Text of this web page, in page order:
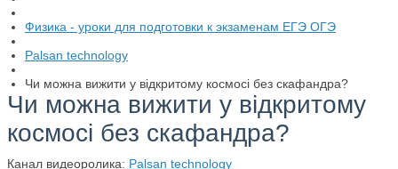
Физика - уроки для подготовки к экзаменам ЕГЭ ОГЭ
Palsan technology
Чи можна вижити у відкритому космосі без скафандра?
Чи можна вижити у відкритому
космосі без скафандра?
Канал видеоролика: Palsan technology